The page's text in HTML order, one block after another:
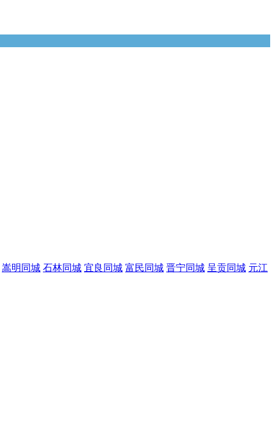
嵩明同城 石林同城 宜良同城 富民同城 晋宁同城 呈贡同城 元江